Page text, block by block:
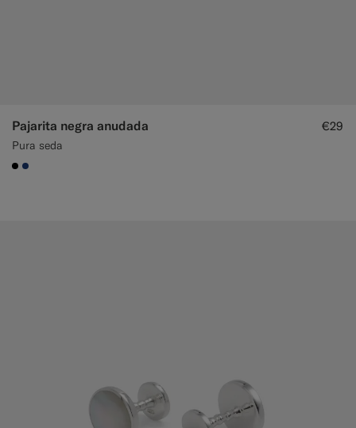
Pajarita negra anudada
Pura seda
€29
#000000
#1C3D7A